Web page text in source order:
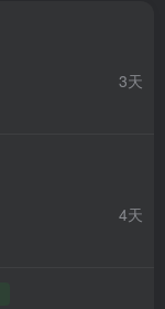
3天
4天